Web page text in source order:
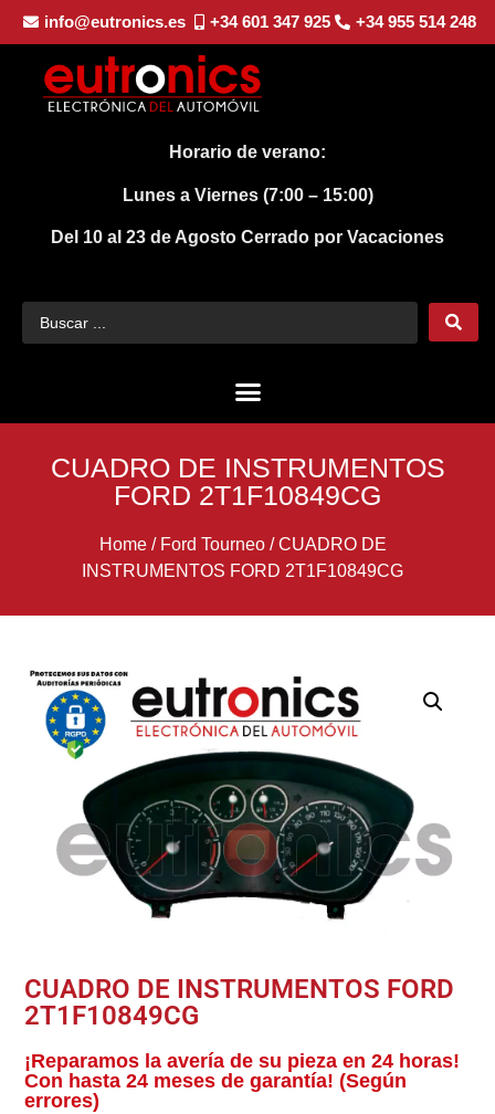
info@eutronics.es +34 601 347 925 +34 955 514 248
Horario de verano:
Lunes a Viernes (7:00 – 15:00)
Del 10 al 23 de Agosto Cerrado por Vacaciones
CUADRO DE INSTRUMENTOS
FORD 2T1F10849CG
Home/ Ford Tourneo/CUADRO DE
INSTRUMENTOS FORD 2T1F10849CG
CUADRO DE INSTRUMENTOS FORD
2T1F10849CG
¡Reparamos la avería de su pieza en 24 horas!
Con hasta 24 meses de garantía! (Según
errores)